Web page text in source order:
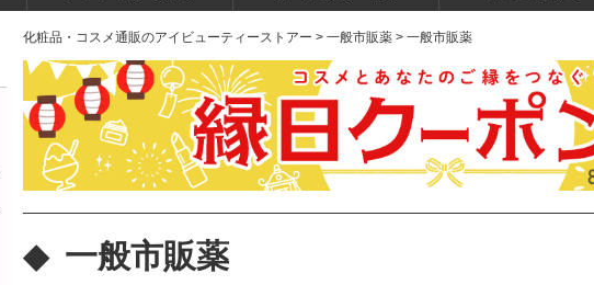
化粧品・コスメ通販のアイビューティーストアー > 一般市販薬 > 一般市販薬
一般市販薬